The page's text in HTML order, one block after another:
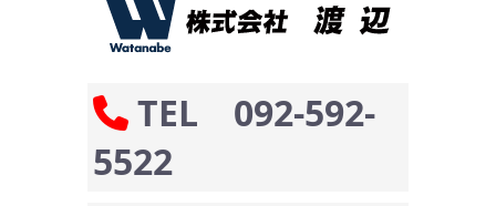
TEL 092-592-
5522